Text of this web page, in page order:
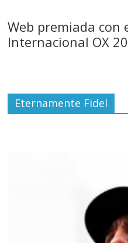
Web premiada con
Internacional OX
Eternamente Fidel